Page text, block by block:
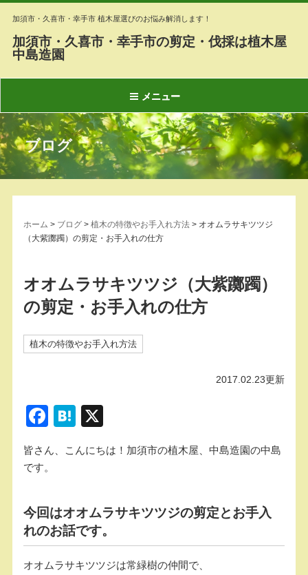
加須市・久喜市・幸手市 植木屋選びのお悩み解消します！
加須市・久喜市・幸手市の剪定・伐採は植木屋
中島造園
メニュー
ブログ
ホーム > ブログ >植木の特徴やお手入れ方法 > オオムラサキツツジ
（大紫躑躅）の剪定・お手入れの仕方
オオムラサキツツジ（大紫躑躅）
の剪定・お手入れの仕方
植木の特徴やお手入れ方法
2017.02.23更新
F
c
b
o
o
H
e
a
皆さん、こんにちは！加須市の植木屋、中島造園の中島
です。
今回はオオムラサキツツジの剪定とお手入
れのお話です。
オオムラサキツツジは常緑樹の仲間で、